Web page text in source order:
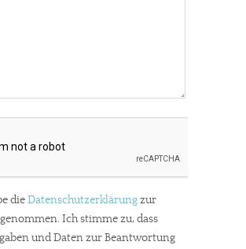
dieDatenschutzerklärungzur
Ich stimme zu, dass
und Daten zur Beantwortung